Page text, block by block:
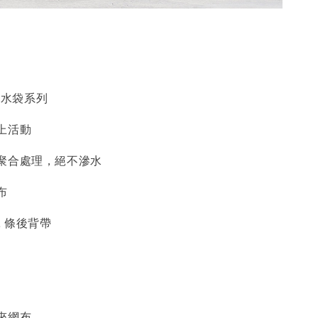
袋系列
活動
合處理，絕不滲水
條後背帶